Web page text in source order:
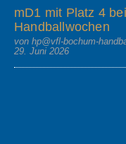
mD1 mit Platz 4
Handballwochen
von hp@vfl-bochum-
29. Juni 2026